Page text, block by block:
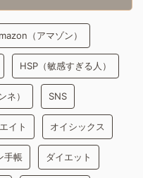
（アマゾン）
HSP（敏感すぎる人）
ネ） SNS
イト オイシックス
手帳 ダイエット